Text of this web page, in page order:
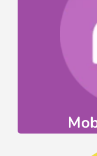
Amb la
de
tenen tot